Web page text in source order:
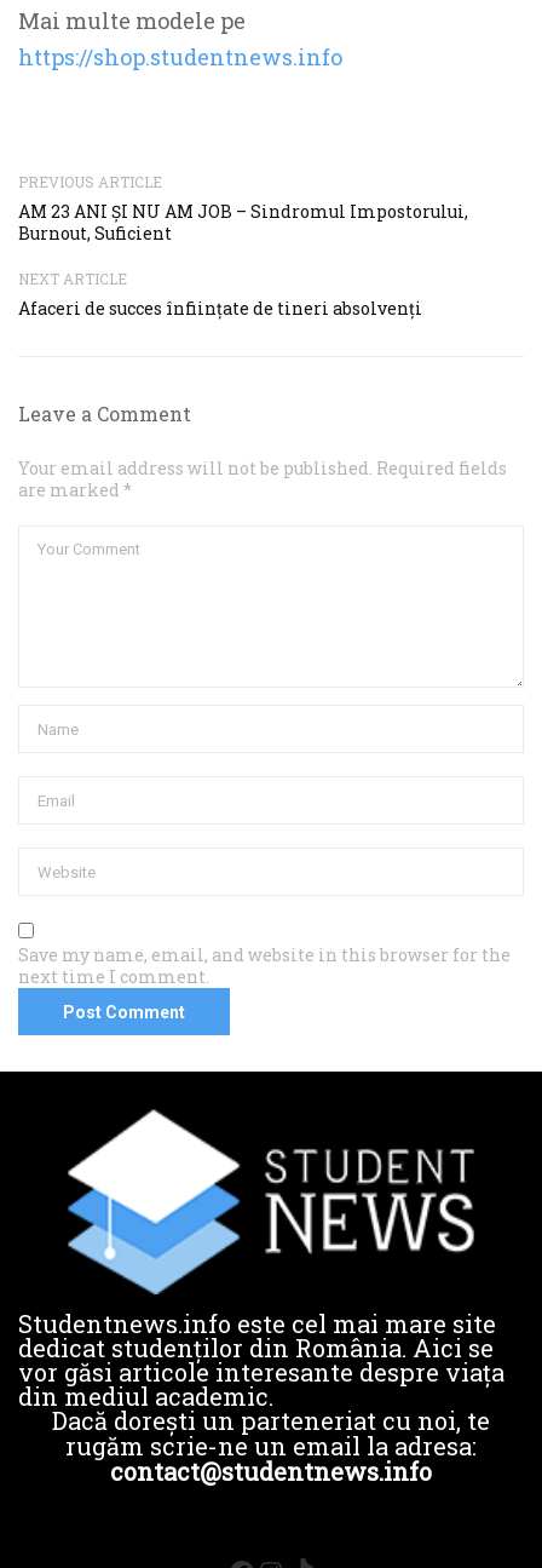
Mai multe modele pe
https://shop.studentnews.info
PREVIOUS ARTICLE
AM 23 ANI ȘI NU AM JOB – Sindromul Impostorului,
Burnout, Suficient
NEXT ARTICLE
Afaceri de succes înființate de tineri absolvenți
Leave a Comment
Your email address will not be published. Required fields
are marked *
Save my name, email, and website in this browser for the
next time I comment.
Studentnews.info este cel mai mare site
dedicat studenților din România. Aici se
vor găsi articole interesante despre viața
din mediul academic.
Dacă dorești un parteneriat cu noi, te
rugăm scrie-ne un email la adresa:
contact@studentnews.info